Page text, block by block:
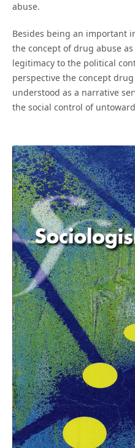
abuse.
Besides being an important
the concept of drug abuse
legitimacy to the political
perspective the concept
understood as a narrative
the social control of